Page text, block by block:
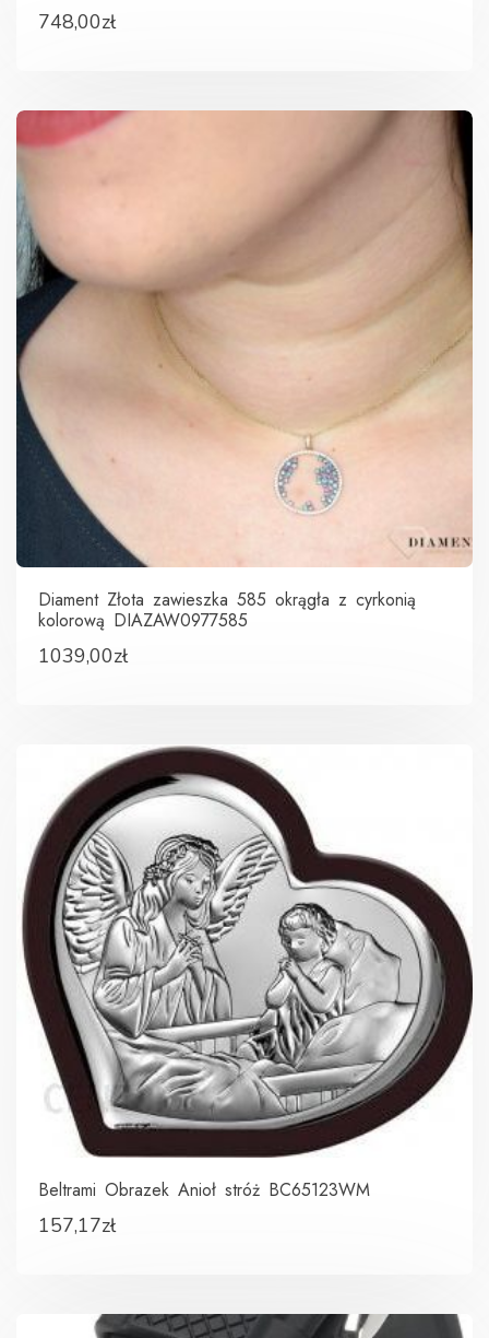
748,00zł
Diament Złota zawieszka 585 okrągła z cyrkonią
kolorową DIAZAW0977585
1039,00zł
Beltrami Obrazek Anioł stróż BC65123WM
157,17zł